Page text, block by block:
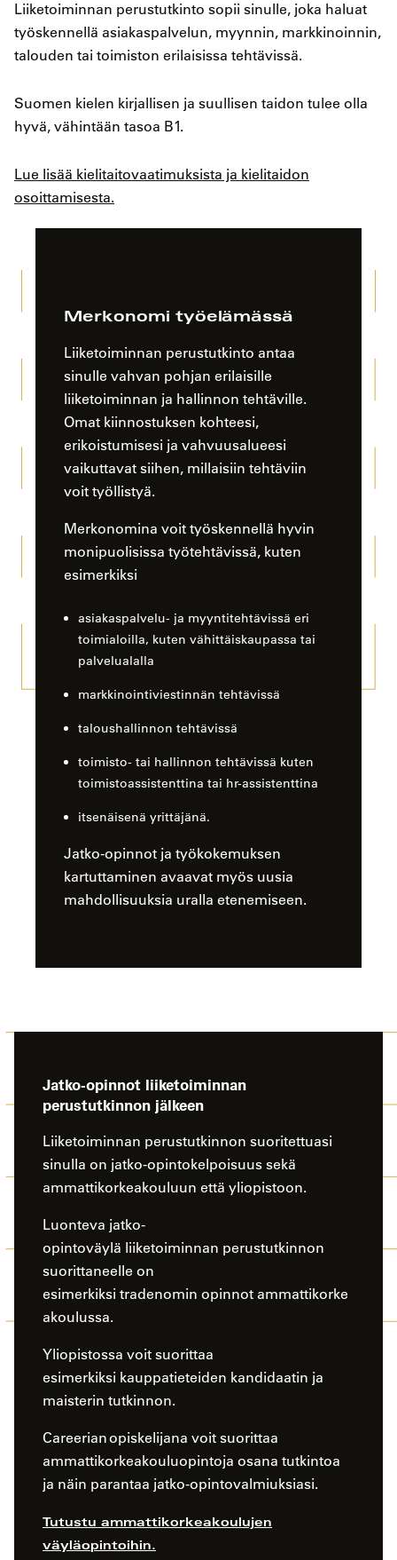
Liiketoiminnan perustutkinto sopii sinulle, joka haluat
työskennellä asiakaspalvelun, myynnin, markkinoinnin,
talouden tai toimiston erilaisissa tehtävissä.
Suomen kielen kirjallisen ja suullisen taidon tulee olla
hyvä, vähintään tasoa B1.
Lue lisää kielitaitovaatimuksista ja kielitaidon
osoittamisesta.
Merkonomi työelämässä
Liiketoiminnan perustutkinto antaa
sinulle vahvan pohjan erilaisille
liiketoiminnan ja hallinnon tehtäville.
Omat kiinnostuksen kohteesi,
erikoistumisesi ja vahvuusalueesi
vaikuttavat siihen, millaisiin tehtäviin
voit työllistyä.
Merkonomina voit työskennellä hyvin
monipuolisissa työtehtävissä, kuten
esimerkiksi
asiakaspalvelu- ja myyntitehtävissä eri
toimialoilla, kuten vähittäiskaupassa tai
palvelualalla
markkinointiviestinnän tehtävissä
taloushallinnon tehtävissä
toimisto- tai hallinnon tehtävissä kuten
toimistoassistenttina tai hr-assistenttina
itsenäisenä yrittäjänä.
Jatko-opinnot ja työkokemuksen
kartuttaminen avaavat myös uusia
mahdollisuuksia uralla etenemiseen.
Jatko-opinnot liiketoiminnan
perustutkinnon jälkeen
Liiketoiminnan perustutkinnon suoritettuasi
sinulla on jatko-opintokelpoisuus sekä
ammattikorkeakouluun että yliopistoon.
Luonteva jatko-
opintoväylä liiketoiminnan perustutkinnon
suorittaneelle on
esimerkiksi tradenomin opinnot ammattikorke
akoulussa.
Yliopistossa voit suorittaa
esimerkiksi kauppatieteiden kandidaatin ja
maisterin tutkinnon.
Careerian opiskelijana voit suorittaa
ammattikorkeakouluopintoja osana tutkintoa
ja näin parantaa jatko-opintovalmiuksiasi. ​
Tutustu ammattikorkeakoulujen
väyläopintoihin.